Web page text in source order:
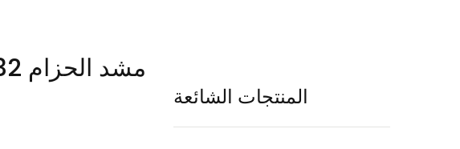
مشد الحزام ZP-CT32
المنتجات الشائعة